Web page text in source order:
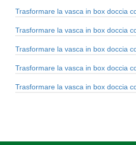
Trasformare la vasca in box doccia
Trasformare la vasca in box doccia
Trasformare la vasca in box doccia
Trasformare la vasca in box doccia
Trasformare la vasca in box doccia